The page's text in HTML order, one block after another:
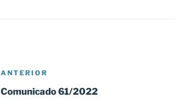
Navegación
de
Entrada
anterior:
ANTERIOR
Comunicado 61/2022